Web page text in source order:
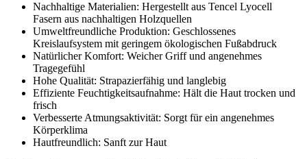
Nachhaltige Materialien: Hergestellt aus Tencel Lyocell
Fasern aus nachhaltigen Holzquellen
Umweltfreundliche Produktion: Geschlossenes
Kreislaufsystem mit geringem ökologischen Fußabdruck
Natürlicher Komfort: Weicher Griff und angenehmes
Tragegefühl
Hohe Qualität: Strapazierfähig und langlebig
Effiziente Feuchtigkeitsaufnahme: Hält die Haut trocken und
frisch
Verbesserte Atmungsaktivität: Sorgt für ein angenehmes
Körperklima
Hautfreundlich: Sanft zur Haut